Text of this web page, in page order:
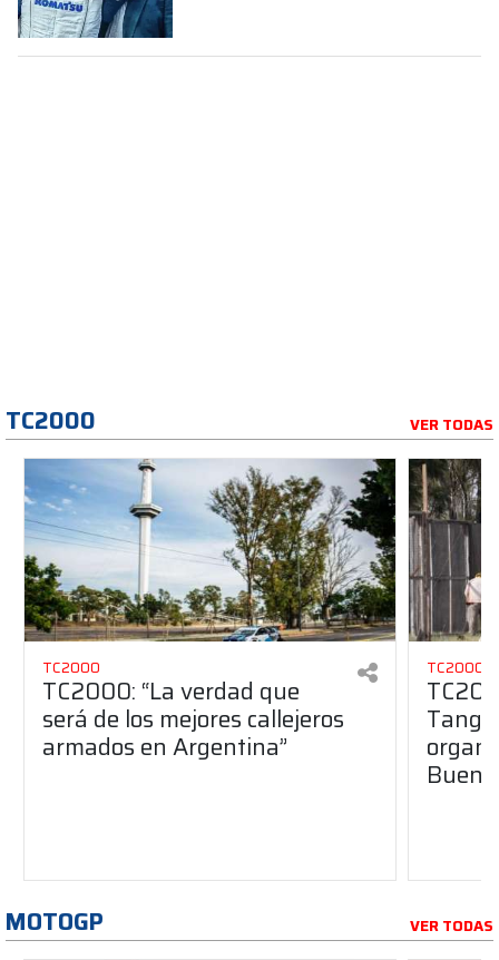
TC2000 VER TODAS
TC2000
TC2000: “La verdad que
será de los mejores callejeros
armados en Argentina”
TC2000
MOTOGP VER TODAS